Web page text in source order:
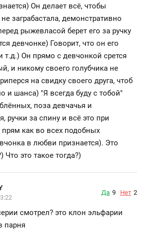
Он делает всё, чтобы
заграбастала, демонстративно
рыжевласой берет его за ручку
девчонке) Говорит, что он его
т.д.) Он прямо с девчонкой срется
и никому своего голубчика не
на свидку своего друга, чтоб
и шанса) "Я всегда буду с тобой"
поза девчачья и
ручки за спину и всё это при
прям как во всех подобных
в любви признается). Это
Что это такое тогда?)
Да 9 Нет 2
смотрел? это клон эльфарии
парня